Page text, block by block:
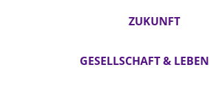
ZUKUNFT
GESELLSCHAFT & LEBEN